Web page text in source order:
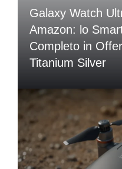
Galaxy Watch
Amazon: lo
Completo in
Titanium Silver